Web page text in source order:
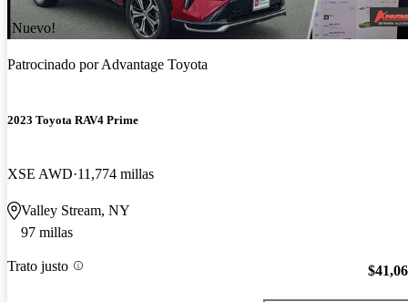
¡Nuevo!
Patrocinado porAdvantage Toyota
2023 Toyota RAV4 Prime
XSE AWD 11,774 millas
Valley Stream, NY
97 millas
Trato justo